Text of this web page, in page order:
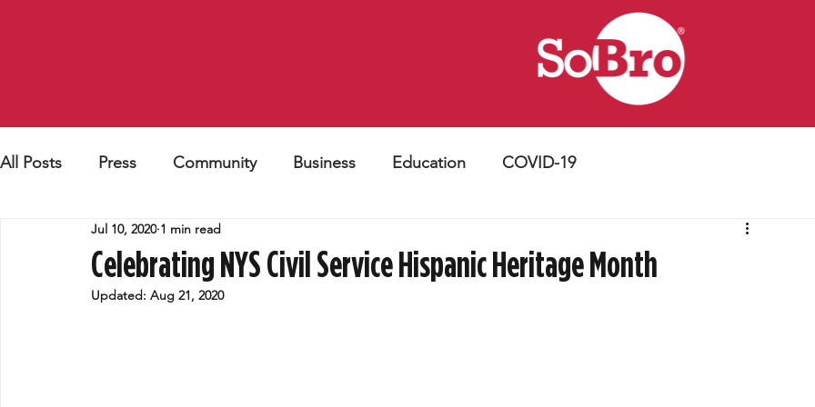
All Posts Press Community Business Education COVID-19
Celebrating NYS Civil Service Hispanic Heritage Month
Jul 10, 2020 1 min read
Updated: Aug 21, 2020